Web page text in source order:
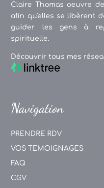
Claire Thomas oeuvre
afin qu'elles se libèrent
guider les gens à
spirituelle.
Découvrir tous mes
Navigation
PRENDRE RDV
VOS TEMOIGNAGES
FAQ
CGV